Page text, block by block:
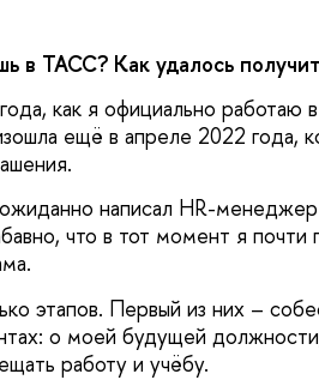
в ТАСС? Как удалось
как я официально
ещё в апреле 2022 года,
написал HR-
что в тот момент я почти
этапов. Первый из них –
о моей будущей
работу и учёбу.